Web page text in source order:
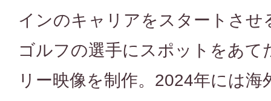
インのキャリアをスタートさせ
ゴルフの選手にスポットをあて
リー映像を制作。2024年には